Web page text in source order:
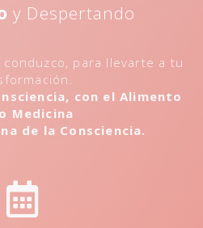
y Despertando
conduzco, para llevarte a tu
con el Alimento
Medicina
de la Consciencia.